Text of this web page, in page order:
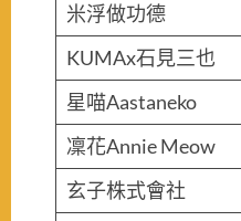
米浮做功德
KUMAx石見三也
星喵Aastaneko
凜花Annie Meow
玄子株式會社